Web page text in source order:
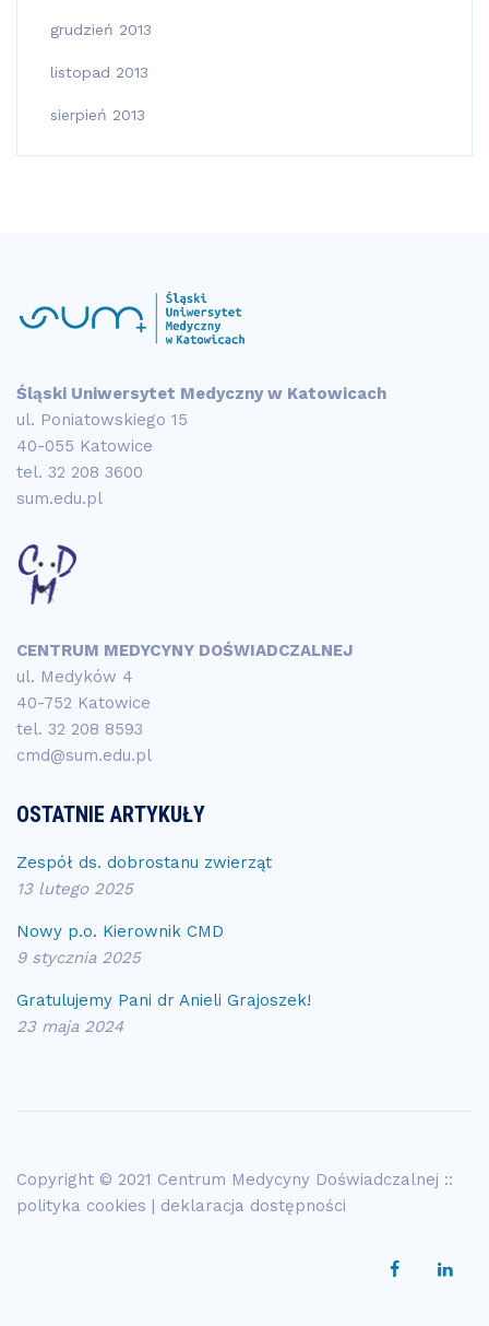
grudzień 2013
listopad 2013
sierpień 2013
Śląski Uniwersytet Medyczny w Katowicach
ul. Poniatowskiego 15
40-055 Katowice
tel. 32 208 3600
sum.edu.pl
CENTRUM MEDYCYNY DOŚWIADCZALNEJ
ul. Medyków 4
40-752 Katowice
tel. 32 208 8593
cmd@sum.edu.pl
OSTATNIE ARTYKUŁY
Zespół ds. dobrostanu zwierząt
13 lutego 2025
Nowy p.o. Kierownik CMD
9 stycznia 2025
Gratulujemy Pani dr Anieli Grajoszek!
23 maja 2024
Copyright © 2021 Centrum Medycyny Doświadczalnej ::
polityka cookies | deklaracja dostępności